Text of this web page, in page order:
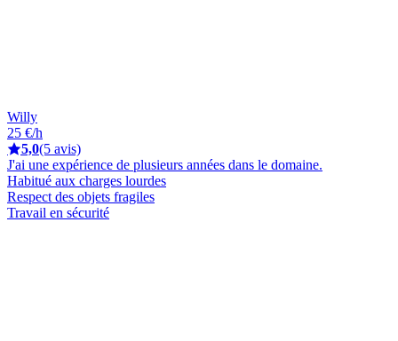
Willy
25 €/h
5,0(5 avis)
J'ai une expérience de plusieurs années dans le domaine.
Habitué aux charges lourdes
Respect des objets fragiles
Travail en sécurité